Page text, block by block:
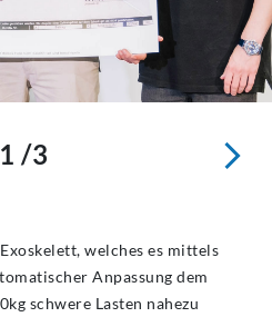
1 /3
welches es mittels
Anpassung dem
schwere Lasten nahezu